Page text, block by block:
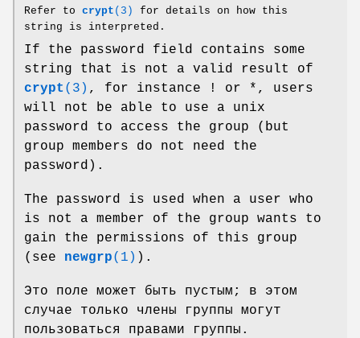
Refer to crypt (3)
for details on how this
string is interpreted.
If the password field contains some
string that is not a valid result of
crypt (3) , for instance ! or *, users
will not be able to use a unix
password to access the group (but
group members do not need the
password).
The password is used when a user who
is not a member of the group wants to
gain the permissions of this group
(see newgrp(1) ).
Это поле может быть пустым; в этом
случае только члены группы могут
пользоваться правами группы.